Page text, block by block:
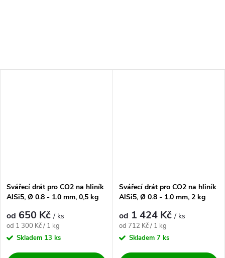
Svářecí drát pro CO2 na hliník
AlSi5, Ø 0.8 - 1.0 mm, 0,5 kg
od 650 Kč/ ks
Měrná cena:
od 1 300 Kč / 1 kg
Skladem 13 ks
Svářecí drát pro CO2 na hliník
AlSi5, Ø 0.8 - 1.0 mm, 2 kg
od 1 424 Kč/ ks
Měrná cena:
od 712 Kč / 1 kg
Skladem 7 ks